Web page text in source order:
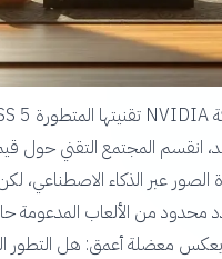
انقسم المجتمع التقني حول
عبر الذكاء الاصطناعي، لكن
من الألعاب المدعومة
معضلة أعمق: هل التطور